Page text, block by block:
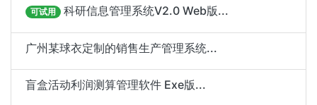
可试用 科研信息管理系统V2.0 Web版...
广州某球衣定制的销售生产管理系统...
盲盒活动利润测算管理软件 Exe版...